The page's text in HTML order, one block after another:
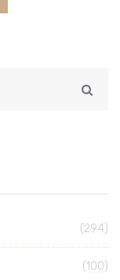
(294)
(100)